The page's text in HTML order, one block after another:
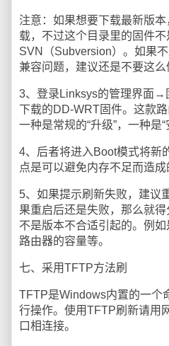
注意：如果想要下载最新版
载，不过这个目录里的固件
SVN（Subversion）。如果
兼容问题，建议还是不要这么
3、登录Linksys的管理界面→
下载的DD-WRT固件。这款
一种是常规的“升级”，一种是“
4、后者将进入Boot模式将新
点是可以避免内存不足而造成
5、如果提示刷新失败，建议
果重启后还是失败，那么就
不是版本不合适引起的。例
路由器的容量等。
七、采用TFTP方法刷
TFTP是Windows内置的一个
行操作。使用TFTP刷新请用
口相连接。